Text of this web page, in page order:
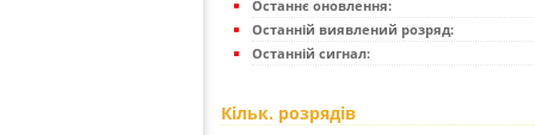
Останнє оновлення:
Останній виявлений розряд:
Останній сигнал:
Кільк. розрядів